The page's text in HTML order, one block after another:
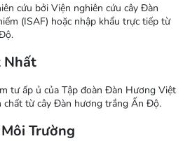
cứu bởi Viện nghiên cứu cây Đàn
(ISAF) hoặc nhập khẩu trực tiếp từ
Nhất
tư ấp ủ của Tập đoàn Đàn Hương Việt
chất từ cây Đàn hương trắng Ấn Độ.
Trường